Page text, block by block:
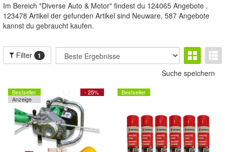
Im Bereich "Diverse Auto & Motor" findest du 124065 Angebote .
123478 Artikel der gefunden Artikel sind Neuware, 587 Angebote
kannst du gebraucht kaufen.
Filter 1
Suche speichern
- 25%
Bestseller
Anzeige
Bestseller